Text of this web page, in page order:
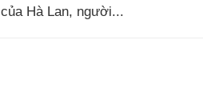
của Hà Lan, người...